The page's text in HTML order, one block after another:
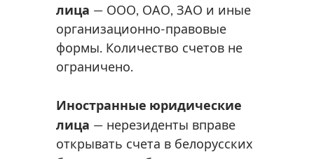
лица — ООО, ОАО, ЗАО и иные
организационно-правовые
формы. Количество счетов не
ограничено.
Иностранные юридические
лица — нерезиденты вправе
открывать счета в белорусских